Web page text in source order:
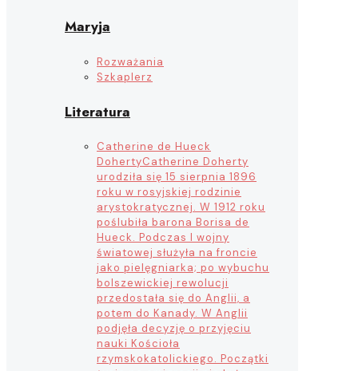
Maryja
Rozważania
Szkaplerz
Literatura
Catherine de Hueck
DohertyCatherine Doherty
urodziła się 15 sierpnia 1896
roku w rosyjskiej rodzinie
arystokratycznej. W 1912 roku
poślubiła barona Borisa de
Hueck. Podczas I wojny
światowej służyła na froncie
jako pielęgniarka; po wybuchu
bolszewickiej rewolucji
przedostała się do Anglii, a
potem do Kanady. W Anglii
podjęła decyzję o przyjęciu
nauki Kościoła
rzymskokatolickiego. Początki